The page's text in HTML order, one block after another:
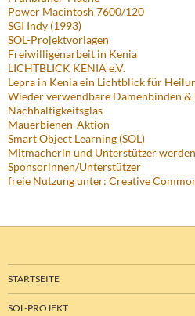
Power Macintosh 7600/120
SGI Indy (1993)
SOL-Projektvorlagen
Freiwilligenarbeit in Kenia
LICHTBLICK KENIA e.V.
Lepra in Kenia ein Lichtblick für
Wieder verwendbare Damenbinden
Nachhaltigkeitsglas
Mauerbienen-Aktion
Smart Object Learning (SOL)
Mitmacherin und Unterstützer werden
Sponsorinnen/Unterstützer
freie Nutzung unter: Creative
STARTSEITE
SOL-PROJEKT